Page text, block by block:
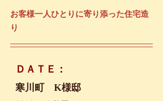
​お客様一人ひとりに寄り添った住宅造
り
​ＤＡＴＥ：
​寒川町 K様邸